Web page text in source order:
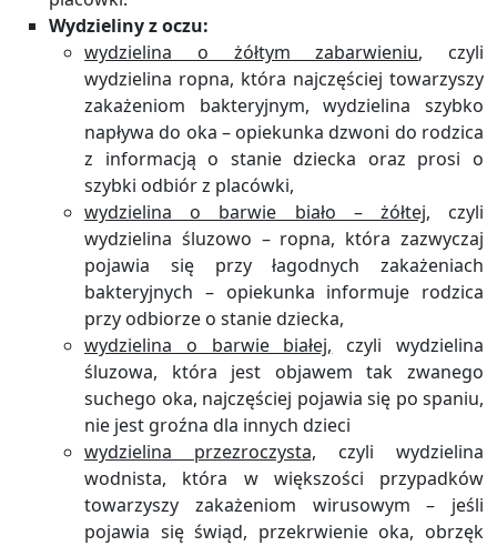
Wydzieliny z oczu:
wydzielina o żółtym zabarwieniu, czyli
wydzielina ropna, która najczęściej towarzyszy
zakażeniom bakteryjnym, wydzielina szybko
napływa do oka – opiekunka dzwoni do rodzica
z informacją o stanie dziecka oraz prosi o
szybki odbiór z placówki,
wydzielina o barwie biało – żółtej, czyli
wydzielina śluzowo – ropna, która zazwyczaj
pojawia się przy łagodnych zakażeniach
bakteryjnych – opiekunka informuje rodzica
przy odbiorze o stanie dziecka,
wydzielina o barwie białej, czyli wydzielina
śluzowa, która jest objawem tak zwanego
suchego oka, najczęściej pojawia się po spaniu,
nie jest groźna dla innych dzieci
wydzielina przezroczysta, czyli wydzielina
wodnista, która w większości przypadków
towarzyszy zakażeniom wirusowym – jeśli
pojawia się świąd, przekrwienie oka, obrzęk